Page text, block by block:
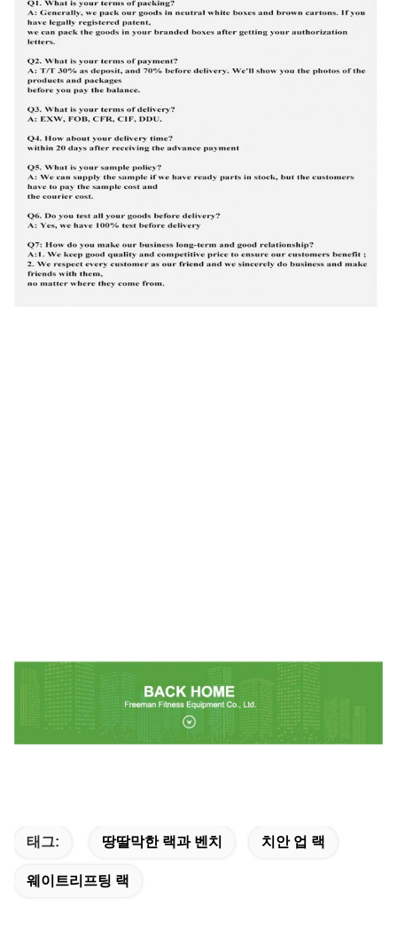
태그: 땅딸막한 랙과 벤치 치안 업 랙
웨이트리프팅 랙